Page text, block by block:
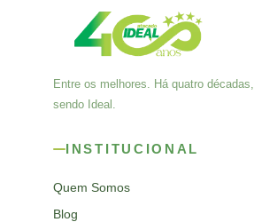
Entre os melhores. Há quatro décadas,
sendo Ideal.
INSTITUCIONAL
Quem Somos
Blog